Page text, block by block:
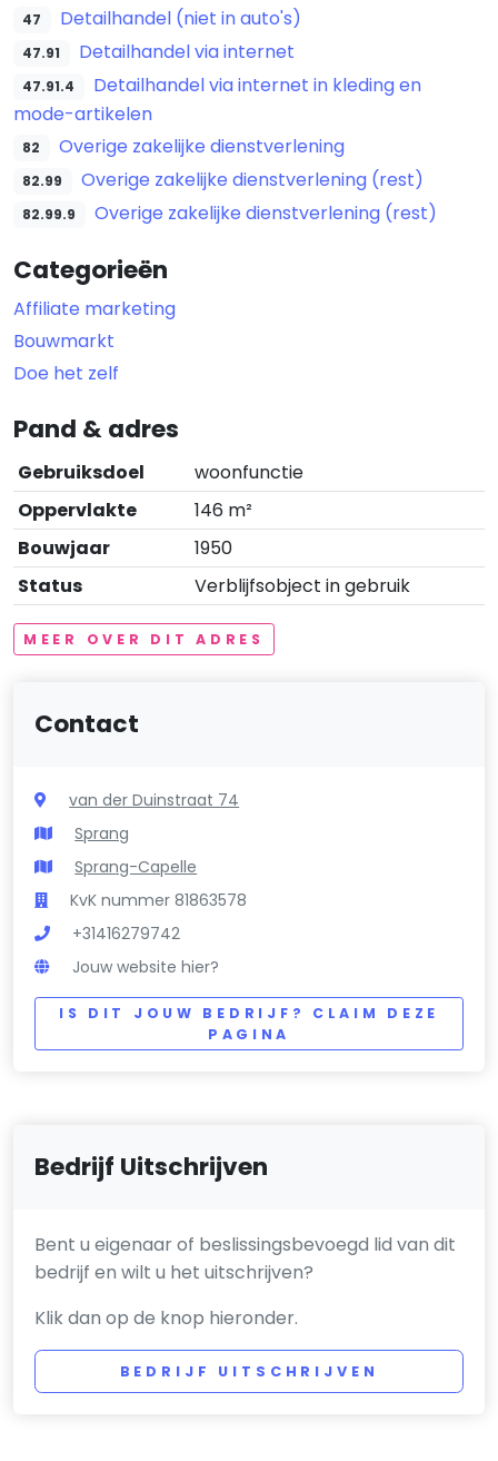
47 Detailhandel (niet in auto's)
47.91 Detailhandel via internet
47.91.4
Detailhandel via internet in kleding en
mode-artikelen
82 Overige zakelijke dienstverlening
82.99 Overige zakelijke dienstverlening (rest)
82.99.9 Overige zakelijke dienstverlening (rest)
Categorieën
Affiliate marketing
Bouwmarkt
Doe het zelf
Pand & adres
Gebruiksdoel
woonfunctie
Oppervlakte
146 m²
Bouwjaar
1950
Status
Verblijfsobject in gebruik
MEER OVER DIT ADRES
Contact
van der Duinstraat 74
Sprang
Sprang-Capelle
KvK nummer 81863578
+31416279742
Jouw website hier?
IS DIT JOUW BEDRIJF? CLAIM DEZE
PAGINA
Bedrijf Uitschrijven
Bent u eigenaar of beslissingsbevoegd lid van dit
bedrijf en wilt u het uitschrijven?
Klik dan op de knop hieronder.
BEDRIJF UITSCHRIJVEN